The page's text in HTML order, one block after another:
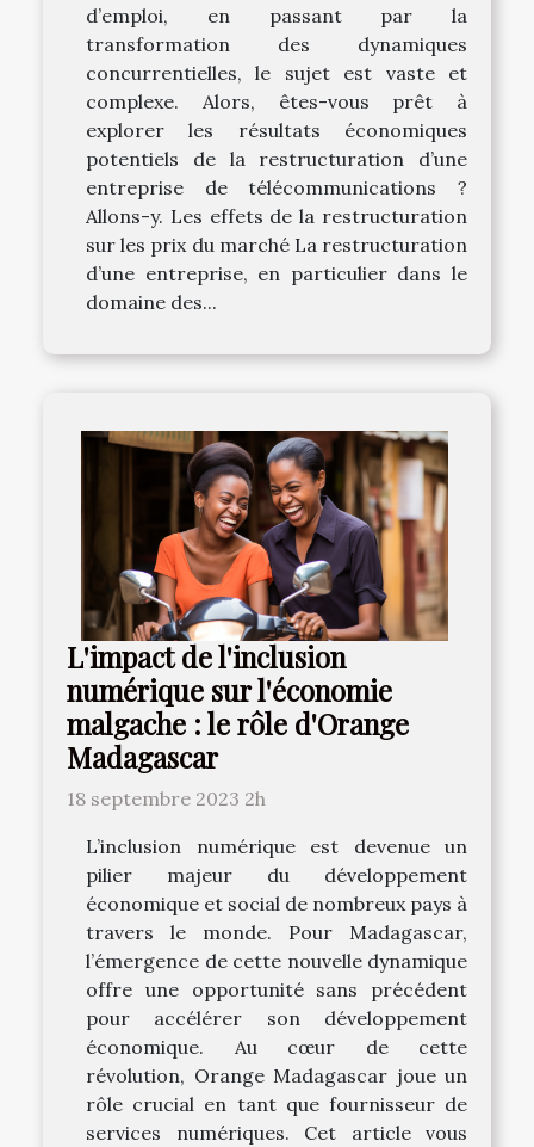
d’emploi, en passant par la
transformation des dynamiques
concurrentielles, le sujet est vaste et
complexe. Alors, êtes-vous prêt à
explorer les résultats économiques
potentiels de la restructuration d’une
entreprise de télécommunications ?
Allons-y. Les effets de la restructuration
sur les prix du marché La restructuration
d’une entreprise, en particulier dans le
domaine des...
L'impact de l'inclusion
numérique sur l'économie
malgache : le rôle d'Orange
Madagascar
18 septembre 2023 2h
L’inclusion numérique est devenue un
pilier majeur du développement
économique et social de nombreux pays à
travers le monde. Pour Madagascar,
l’émergence de cette nouvelle dynamique
offre une opportunité sans précédent
pour accélérer son développement
économique. Au cœur de cette
révolution, Orange Madagascar joue un
rôle crucial en tant que fournisseur de
services numériques. Cet article vous